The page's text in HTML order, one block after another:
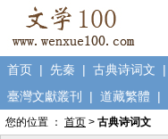
首页 | 先秦 | 古典诗词文 |
臺灣文獻叢刊
| 道藏繁體 |
您的位置 ： 首页 > 古典诗词文